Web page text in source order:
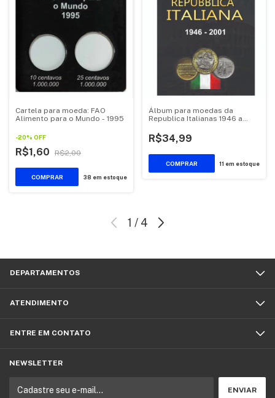
Cartela para moeda: FAO
Alimento para o Mundo - 1995
-20% OFF
R$1,60 R$2,00
38 em estoque
Álbum para moedas da
Republica Italianas 1946 a
R$34,99
11 em estoque
1 / 4
DEPARTAMENTOS
ATENDIMENTO
ENTRE EM CONTATO
NEWSLETTER